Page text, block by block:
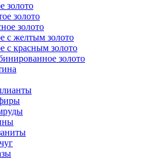
золото
золото
золото
с желтым золото
с красным золото
золото